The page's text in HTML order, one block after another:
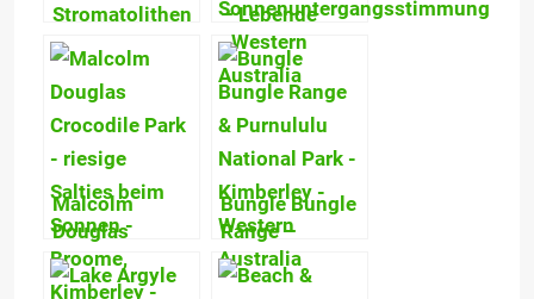
Stromatolithen
– 3,5 Mia Jahre
zurück zum
Ursprung allen
Lebens!
– Lebende
Steine von
Lake Clifton:
Sprungbrett in
die Evolution!
Malcolm
Douglas
Crocodile Park:
Ein Heim für
Bungle Bungle
Range –
Purnululu
National Park: